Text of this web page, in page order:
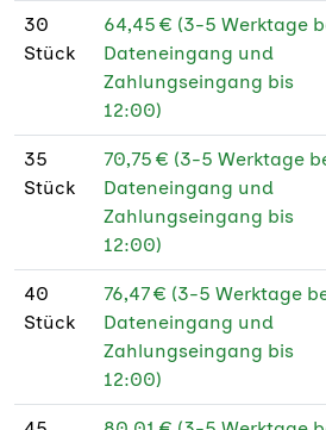
30
Stück
64,45 € (3-5 Werktage
Dateneingang und
Zahlungseingang bis
12:00)
35
Stück
70,75 € (3-5 Werktage
Dateneingang und
Zahlungseingang bis
12:00)
40
Stück
76,47 € (3-5 Werktage
Dateneingang und
Zahlungseingang bis
12:00)